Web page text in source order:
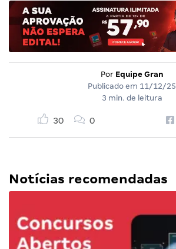
Por Equipe Gran
Publicado em 11/12/25
3 min. de leitura
30 0
Notícias recomendadas